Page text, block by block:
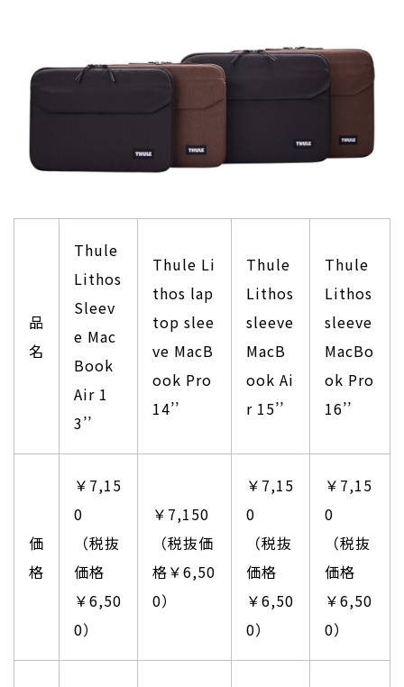
品
名
Thule
Lithos
Sleev
e Mac
Book
Air 1
3’’
Thule Li
thos lap
top slee
ve MacB
ook Pro
14’’
Thule
Lithos
sleeve
MacB
ook Ai
r 15’’
Thule
Lithos
sleeve
MacBo
ok Pro
16’’
価
格
￥7,15
0
（税抜
価格
￥6,50
0）
￥7,150
（税抜価
格￥6,50
0）
￥7,15
0
（税抜
価格
￥6,50
0）
￥7,15
0
（税抜
価格
￥6,50
0）